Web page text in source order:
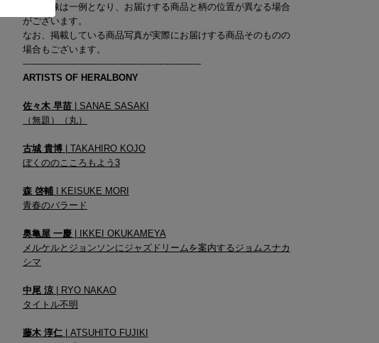
商品画像は一例となり、お届けする商品と柄の位置が異なる場合
がございます。
なお、掲載している商品写真が実際にお届けする商品そのものの
場合もございます。
---------------------------------------------------------------
ARTISTS OF HERALBONY
佐々木 早苗| SANAE SASAKI
（無題）（丸）
古城 貴博| TAKAHIRO KOJO
ぼくののこころもよう3
森 啓輔| KEISUKE MORI
青春のバラード
奥亀屋 一慶| IKKEI OKUKAMEYA
メルケルとジョンソンにジャズドリームを案内するジョムスナカ
シマ
中尾 涼| RYO NAKAO
タイトル不明
藤木 淳仁| ATSUHITO FUJIKI